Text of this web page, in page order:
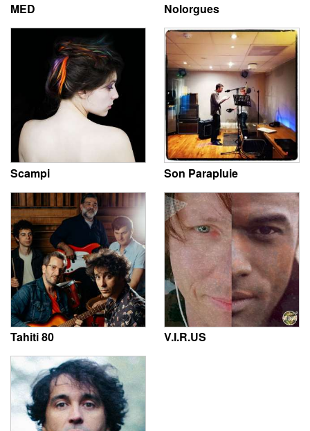
MED Nolorgues
Scampi Son Parapluie
Tahiti 80 V.I.R.US